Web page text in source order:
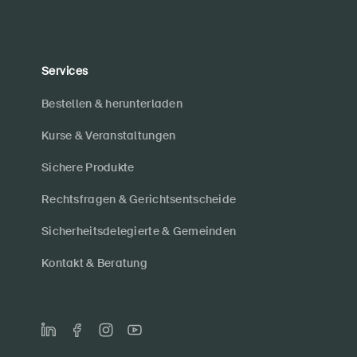
Services
Bestellen & herunterladen
Kurse & Veranstaltungen
Sichere Produkte
Rechtsfragen & Gerichtsentscheide
Sicherheitsdelegierte & Gemeinden
Kontakt & Beratung